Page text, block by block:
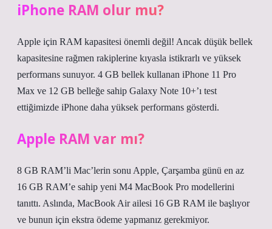
iPhone RAM olur mu?
Apple için RAM kapasitesi önemli değil! Ancak düşük bellek
kapasitesine rağmen rakiplerine kıyasla istikrarlı ve yüksek
performans sunuyor. 4 GB bellek kullanan iPhone 11 Pro
Max ve 12 GB belleğe sahip Galaxy Note 10+’ı test
ettiğimizde iPhone daha yüksek performans gösterdi.
Apple RAM var mı?
8 GB RAM’li Mac’lerin sonu Apple, Çarşamba günü en az
16 GB RAM’e sahip yeni M4 MacBook Pro modellerini
tanıttı. Aslında, MacBook Air ailesi 16 GB RAM ile başlıyor
ve bunun için ekstra ödeme yapmanız gerekmiyor.